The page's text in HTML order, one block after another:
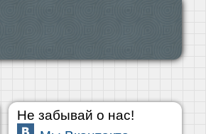
Не забывай о нас!